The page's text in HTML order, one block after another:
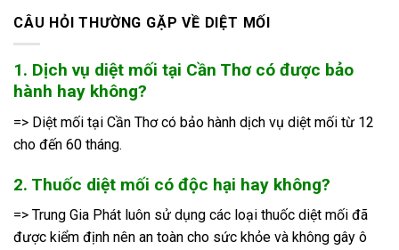
CÂU HỎI THƯỜNG GẶP VỀ DIỆT MỐI
1. Dịch vụ diệt mối tại Cần Thơ có được bảo
hành hay không?
=> Diệt mối tại Cần Thơ có bảo hành dịch vụ diệt mối từ 12
cho đến 60 tháng.
2. Thuốc diệt mối có độc hại hay không?
=> Trung Gia Phát luôn sử dụng các loại thuốc diệt mối đã
được kiểm định nên an toàn cho sức khỏe và không gây ô